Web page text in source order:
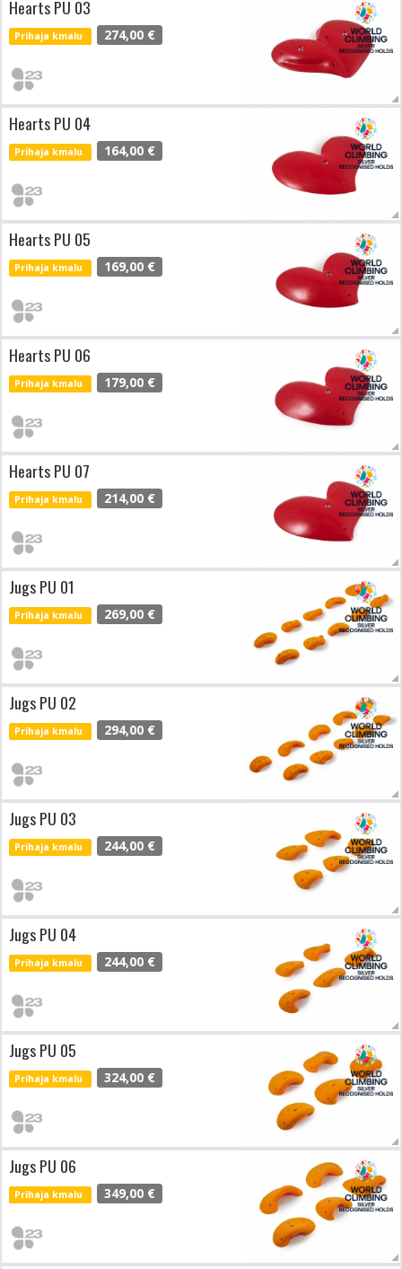
Hearts PU 03
Prihaja kmalu 274,00 €
Hearts PU 04
Prihaja kmalu 164,00 €
Hearts PU 05
Prihaja kmalu 169,00 €
Hearts PU 06
Prihaja kmalu 179,00 €
Hearts PU 07
Prihaja kmalu 214,00 €
Jugs PU 01
Prihaja kmalu 269,00 €
Jugs PU 02
Prihaja kmalu 294,00 €
Jugs PU 03
Prihaja kmalu 244,00 €
Jugs PU 04
Prihaja kmalu 244,00 €
Jugs PU 05
Prihaja kmalu 324,00 €
Jugs PU 06
Prihaja kmalu 349,00 €